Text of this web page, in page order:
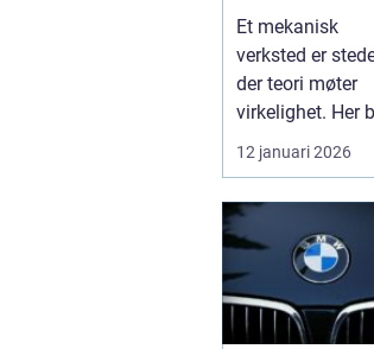
moderne
industri
Et mekanisk
verksted er
der teori møter
virkelighet. Her
slitte maskiner
nye, kompli...
12 januari 2026